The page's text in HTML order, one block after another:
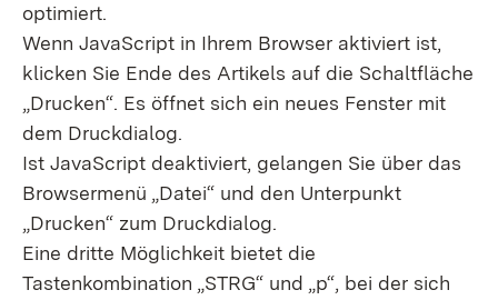
optimiert.
Wenn JavaScript in Ihrem Browser aktiviert ist,
klicken Sie Ende des Artikels auf die Schaltfläche
„Drucken“. Es öffnet sich ein neues Fenster mit
dem Druckdialog.
Ist JavaScript deaktiviert, gelangen Sie über das
Browsermenü „Datei“ und den Unterpunkt
„Drucken“ zum Druckdialog.
Eine dritte Möglichkeit bietet die
Tastenkombination „STRG“ und „p“, bei der sich